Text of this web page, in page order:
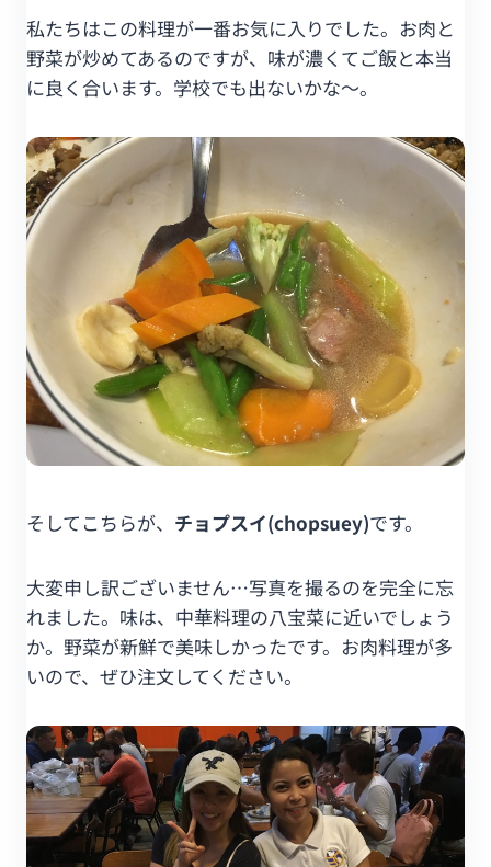
私たちはこの料理が一番お気に入りでした。お肉と
野菜が炒めてあるのですが、味が濃くてご飯と本当
に良く合います。学校でも出ないかな～。
そしてこちらが、 チョプスイ(chopsuey)です。
大変申し訳ございません…写真を撮るのを完全に忘
れました。味は、中華料理の八宝菜に近いでしょう
か。野菜が新鮮で美味しかったです。お肉料理が多
いので、ぜひ注文してください。